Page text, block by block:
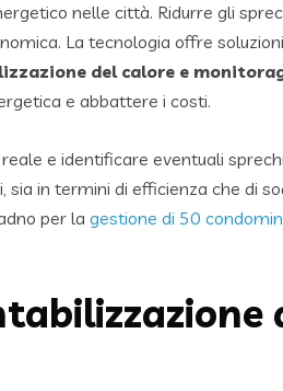
nelle città. Ridurre gli
La tecnologia offre
del calore e
e abbattere i costi.
e identificare eventuali
in termini di efficienza che di
per la gestione di 50